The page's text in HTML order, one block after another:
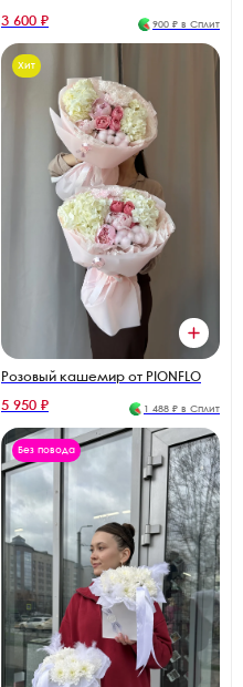
3 600 ₽ 900 ₽ в Сплит
Хит
Розовый кашемир от PIONFLO
5 950 ₽ 1 488 ₽ в Сплит
Без повода